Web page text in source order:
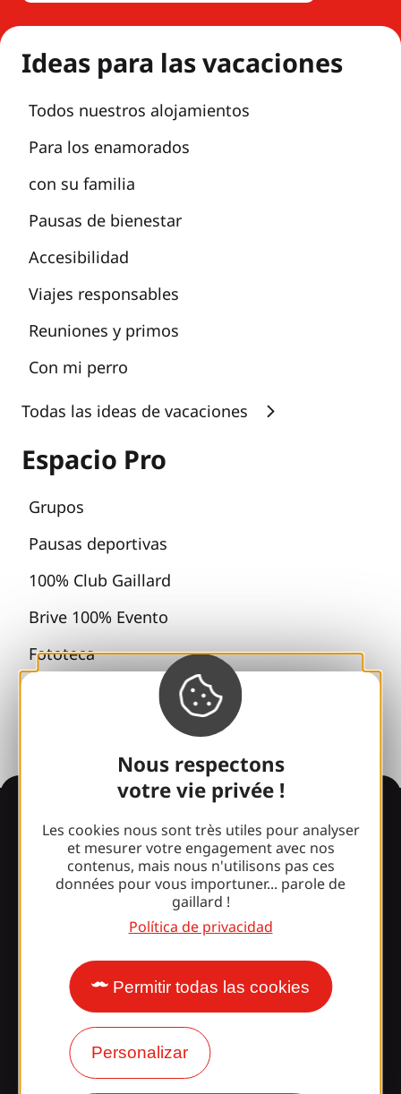
Nous respectons
votre vie privée !
Les cookies nous sont très utiles pour analyser
et mesurer votre engagement avec nos
contenus, mais nous n'utilisons pas ces
données pour vous importuner... parole de
gaillard !
Política de privacidad
Permitir todas las cookies
Personalizar
Ideas para las vacaciones
Todos nuestros alojamientos
Para los enamorados
con su familia
Pausas de bienestar
Accesibilidad
Viajes responsables
Reuniones y primos
Con mi perro
Todas las ideas de vacaciones
Espacio Pro
Grupos
Pausas deportivas
100% Club Gaillard
Brive 100% Evento
Fototeca
Información
¿Le sorprende nuestro
Nuestros horarios
Acceso y transporte
Nuestros folletos
Nuestro blog